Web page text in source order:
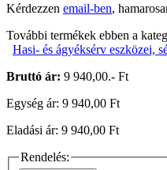
Kérdezzen email-ben,
További termékek ebben a
Hasi- és ágyéksérv eszközei,
Bruttó ár: 9 940,00.- Ft
Egység ár: 9 940,00 Ft
Eladási ár: 9 940,00 Ft
Rendelés: